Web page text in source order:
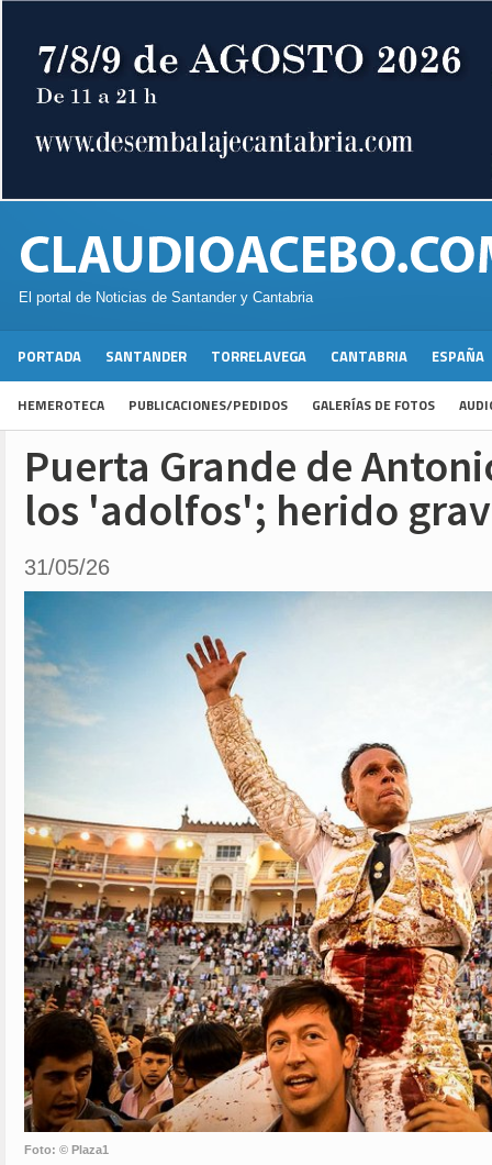
El portal de Noticias de Santander y Cantabria
PORTADA SANTANDER TORRELAVEGA CANTABRIA ESPAÑA
HEMEROTECA PUBLICACIONES/PEDIDOS GALERÍAS DE FOTOS
Puerta Grande de
los 'adolfos'; herido
31/05/26
Foto: © Plaza1